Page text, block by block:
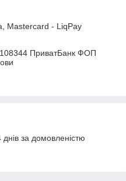
Mastercard - LiqPay
ПриватБанк ФОП
за домовленістю